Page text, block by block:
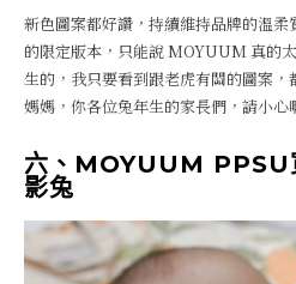
新色圖案都好讚，持續維持品牌的溫
的限定版本，只能說 MOYUUM 真的
生的，我只要看到跟老虎有關的圖案
媽媽，你各位兔年生的家長們，請小心
六、MOYUUM PPSU
影兔